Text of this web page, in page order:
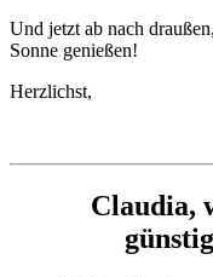
Und jetzt ab nach
Sonne genießen!
Herzlichst,
Claudia,